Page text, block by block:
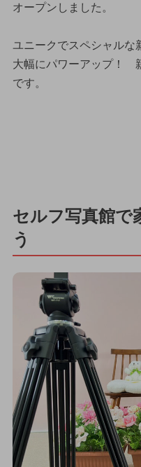
オープンしました。
ユニークでスペシャルな
大幅にパワーアップ！
です。
セルフ写真館で
う